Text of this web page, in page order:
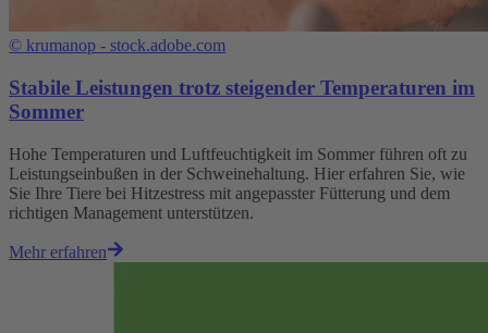
© krumanop - stock.adobe.com
Stabile Leistungen trotz steigender Temperaturen im
Sommer
Hohe Temperaturen und Luftfeuchtigkeit im Sommer führen oft zu
Leistungseinbußen in der Schweinehaltung. Hier erfahren Sie, wie
Sie Ihre Tiere bei Hitzestress mit angepasster Fütterung und dem
richtigen Management unterstützen.
Mehr erfahren